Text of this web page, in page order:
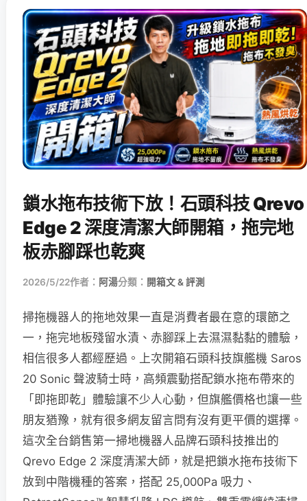
鎖水拖布技術下放！石頭科技 Qrevo
Edge 2 深度清潔大師開箱，拖完地
板赤腳踩也乾爽
2026/5/22作者： 阿湯分類： 開箱文 & 評測
掃拖機器人的拖地效果一直是消費者最在意的環節之
一，拖完地板殘留水漬、赤腳踩上去濕濕黏黏的體驗，
相信很多人都經歷過。上次開箱石頭科技旗艦機 Saros
20 Sonic 聲波騎士時，高頻震動搭配鎖水拖布帶來的
「即拖即乾」體驗讓不少人心動，但旗艦價格也讓一些
朋友猶豫，就有很多網友留言問有沒有更平價的選擇。
這次全台銷售第一掃地機器人品牌石頭科技推出的
Qrevo Edge 2 深度清潔大師，就是把鎖水拖布技術下
放到中階機種的答案，搭配 25,000Pa 吸力、